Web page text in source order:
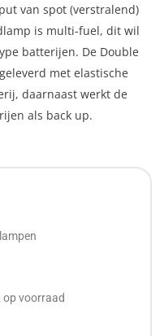
van spot (verstralend)
is multi-fuel, dit wil
batterijen. De Double
met elastische
daarnaast werkt de
als back up.
op voorraad